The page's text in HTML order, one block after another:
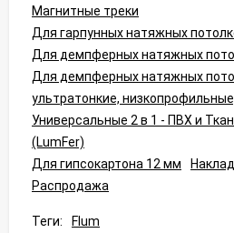
Магнитные треки
Для гарпунных натяжных
Для демпферных натяжных
Для демпферных натяжных
ультратонкие,
Универсальные 2 в 1 - ПВХ и
(LumFer)
Для гипсокартона 12 мм
Распродажа
Теги: Flum